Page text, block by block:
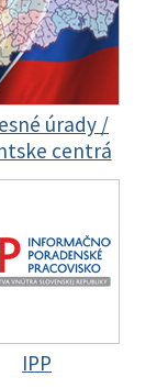
úrady /
centrá
IPP